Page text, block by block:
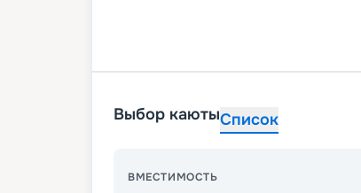
Выбор каютыСписок
ВМЕСТИМОСТЬ